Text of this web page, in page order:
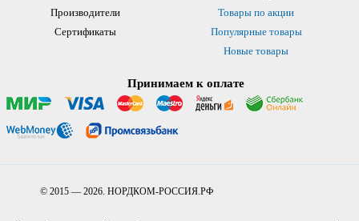
Производители
Сертификаты
Товары по акции
Популярные товары
Новые товары
Принимаем к оплате
© 2015 — 2026. НОРДКОМ-РОССИЯ.РФ